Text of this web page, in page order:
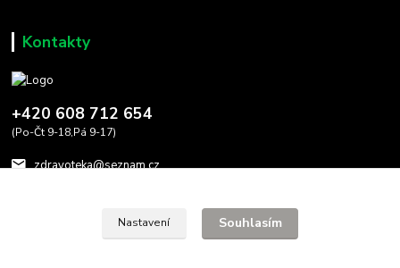
Kontakty
+420 608 712 654
(Po-Čt 9-18,Pá 9-17)
zdravoteka@seznam.cz
Nastavení Souhlasím